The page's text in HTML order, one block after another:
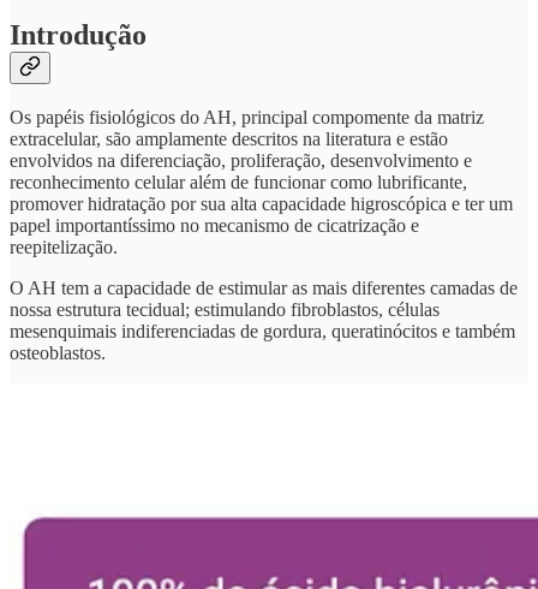
Introdução
Os papéis fisiológicos do AH, principal compomente da matriz
extracelular, são amplamente descritos na literatura e estão
envolvidos na diferenciação, proliferação, desenvolvimento e
reconhecimento celular além de funcionar como lubrificante,
promover hidratação por sua alta capacidade higroscópica e ter um
papel importantíssimo no mecanismo de cicatrização e
reepitelização.
O AH tem a capacidade de estimular as mais diferentes camadas de
nossa estrutura tecidual; estimulando fibroblastos, células
mesenquimais indiferenciadas de gordura, queratinócitos e também
osteoblastos.